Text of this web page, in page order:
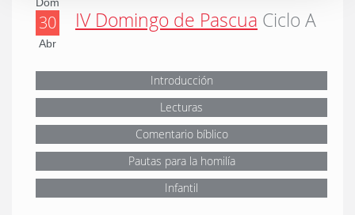
30
Abr
IV Domingo de Pascua Ciclo A
Introducción
Lecturas
Comentario bíblico
Pautas para la homilía
Infantil